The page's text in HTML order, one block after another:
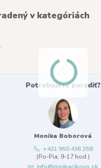
v kategóriách
Potrebujete poradiť?
Monika Boborová
+421 950 436 258
(Po-Pia, 9-17 hod.)